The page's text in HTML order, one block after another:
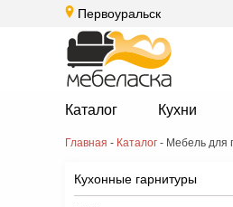
Первоуральск
Каталог Кухни
Главная - Каталог - Мебель для
Кухонные гарнитуры